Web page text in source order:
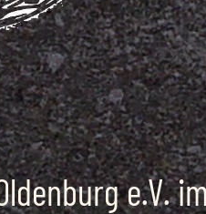
e.V.